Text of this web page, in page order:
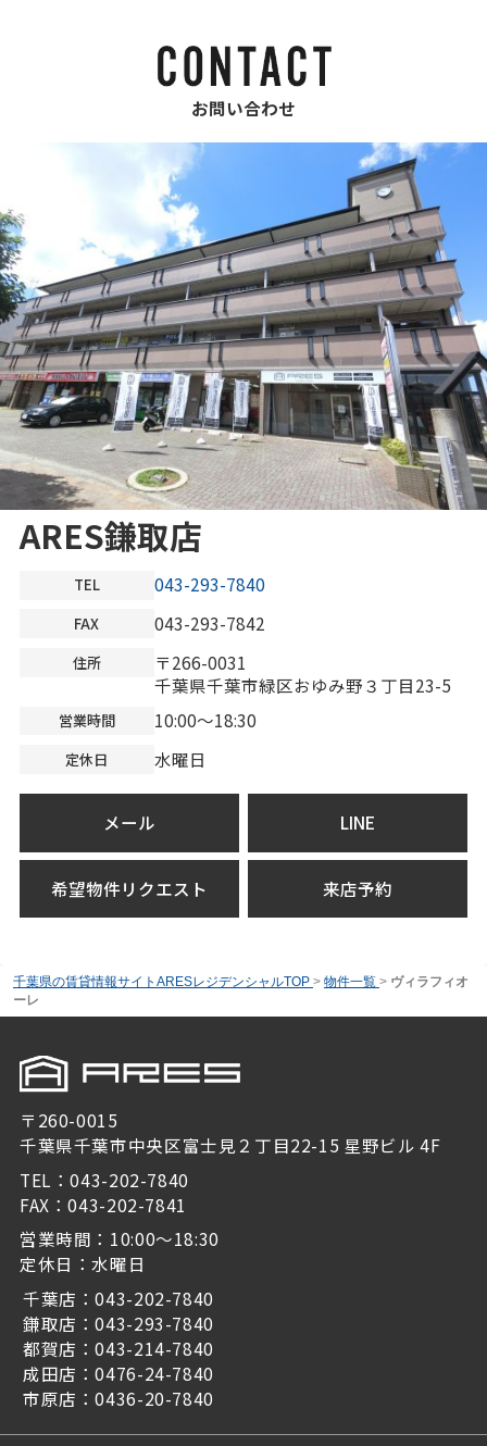
お問い合わせ
ARES鎌取店
TEL 043-293-7840
FAX 043-293-7842
住所
〒266-0031
千葉県千葉市緑区おゆみ野３丁目23-5
営業時間 10:00～18:30
定休日 水曜日
メール LINE
希望物件リクエスト 来店予約
千葉県の賃貸情報サイトARESレジデンシャルTOP > 物件一覧 > ヴィラフィオ
ーレ
〒260-0015
千葉県千葉市中央区富士見２丁目22-15 星野ビル 4F
TEL：043-202-7840
FAX：043-202-7841
営業時間：10:00～18:30
定休日：水曜日
千葉店：043-202-7840
鎌取店：043-293-7840
都賀店：043-214-7840
成田店：0476-24-7840
市原店：0436-20-7840